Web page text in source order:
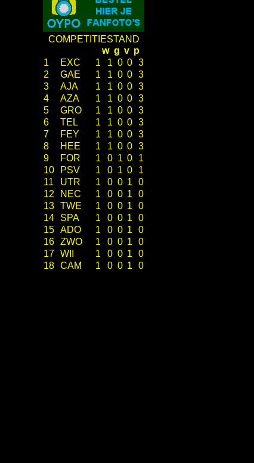
COMPETITIESTAND
w g v p
1
EXC 1 1 0 0 3
2
GAE 1 1 0 0 3
3
AJA 1 1 0 0 3
4
AZA 1 1 0 0 3
5
GRO 1 1 0 0 3
6
TEL 1 1 0 0 3
7
FEY 1 1 0 0 3
8
HEE 1 1 0 0 3
9
FOR 1 0 1 0
1
10
PSV 1 0 1 0
1
11
UTR 1 0 0 1
0
12
NEC 1 0 0 1
0
13 TWE 1 0 0 1
0
14
SPA 1 0 0 1
0
15 ADO 1 0 0 1
0
16 ZWO 1 0 0 1
0
17 WII 1 0 0 1
0
18 CAM 1 0 0 1 0